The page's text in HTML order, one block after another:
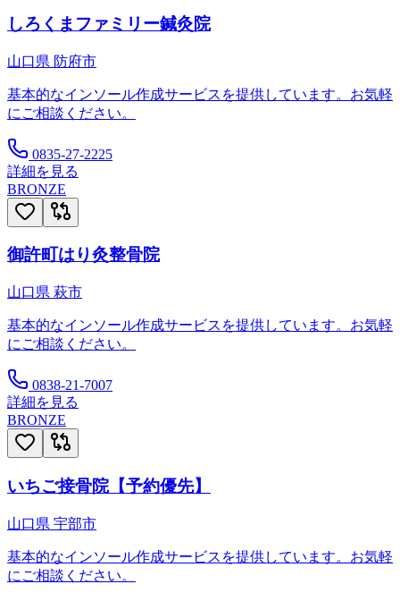
しろくまファミリー鍼灸院
山口県 防府市
基本的なインソール作成サービスを提供しています。お気軽
にご相談ください。
0835-27-2225
詳細を見る
BRONZE
御許町はり灸整骨院
山口県 萩市
基本的なインソール作成サービスを提供しています。お気軽
にご相談ください。
0838-21-7007
詳細を見る
BRONZE
いちご接骨院【予約優先】
山口県 宇部市
基本的なインソール作成サービスを提供しています。お気軽
にご相談ください。